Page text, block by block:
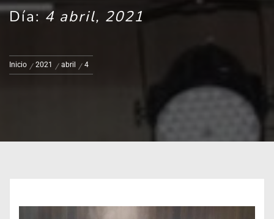
Día:4 abril, 2021
Inicio 2021 abril 4